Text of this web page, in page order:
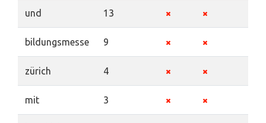
und 13
bildungsmesse 9
zürich 4
mit 3